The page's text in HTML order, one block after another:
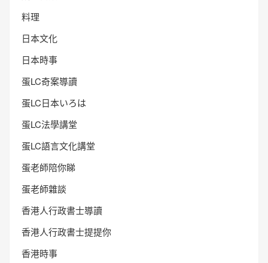
料理
日本文化
日本時事
蛋LC奇案導讀
蛋LC日本いろは
蛋LC法學講堂
蛋LC語言文化講堂
蛋老師陪你睇
蛋老師雜談
香港人行政書士導讀
香港人行政書士提提你
香港時事